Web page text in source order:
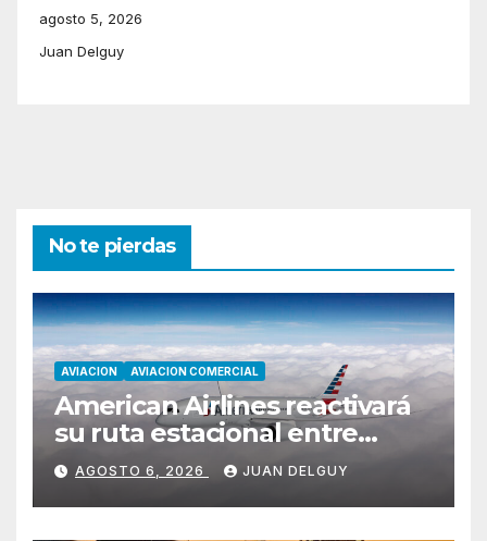
agosto 5, 2026
Juan Delguy
No te pierdas
AVIACION AVIACION COMERCIAL
American Airlines reactivará
su ruta estacional entre
Miami y Montevideo con
vuelos diarios
AGOSTO 6, 2026 JUAN DELGUY